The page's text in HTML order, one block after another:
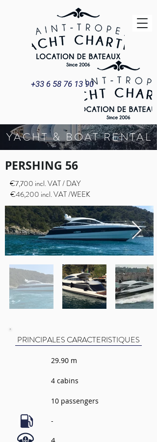
+33 6 58 76 13 90
YACHT & BOAT RENTAL
PERSHING 56
€7,700 incl. VAT / DAY
€46,200 incl. VAT /WEEK
PRINCIPALES CARACTERISTIQUES
29.90 m
4 cabins
10 passengers
-
4